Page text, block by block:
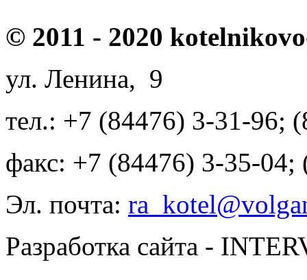
© 2011 - 2020
ул. Ленина, 9
тел.: +7 (84476) 3-31-96;
факс: +7 (84476) 3-35-04;
Эл. почта:
Разработка сайта -